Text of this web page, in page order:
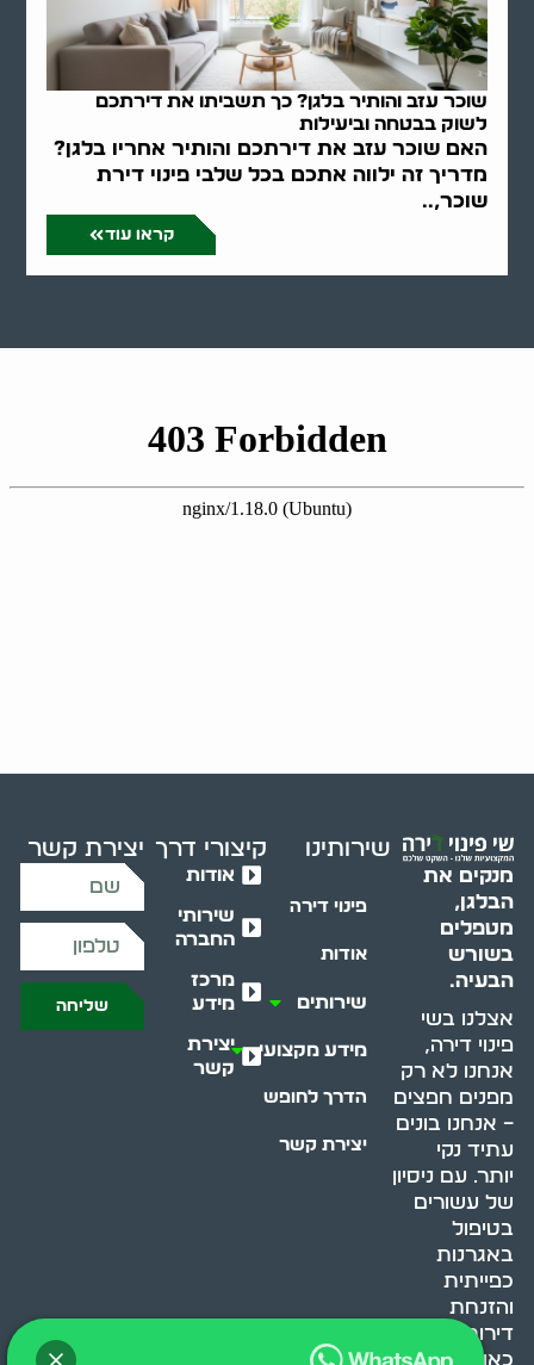
שוכר עזב והותיר בלגן? כך תשביתו את דירתכם
לשוק בבטחה וביעילות
האם שוכר עזב את דירתכם והותיר אחריו בלגן?
מדריך זה ילווה אתכם בכל שלבי פינוי דירת
שוכר,..
קראו עוד
מנקים את
הבלגן,
מטפלים
בשורש
הבעיה.
אצלנו בשי
פינוי דירה,
אנחנו לא רק
מפנים חפצים
– אנחנו בונים
עתיד נקי
יותר. עם ניסיון
של עשורים
בטיפול
באגרנות
כפייתית
והזנחת
דירות, אנחנו
כאן כדי לעזור
שירותינו
פינוי דירה
אודות
שירותים
מידע מקצועי
הדרך לחופש
יצירת קשר
קיצורי דרך
אודות
שירותי
החברה
מרכז
מידע
יצירת
קשר
יצירת קשר
שליחה